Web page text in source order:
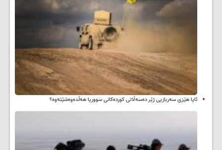
ئایا هێزی سەربازیی ژێر دەسەڵاتی کوردەکانی سووریا هەڵدەوەشێتەوە؟